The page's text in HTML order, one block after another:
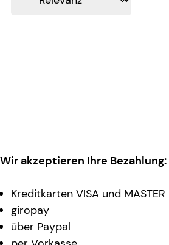
Wir akzeptieren Ihre Bezahlung:
Kreditkarten VISA und MASTER
giropay
über Paypal